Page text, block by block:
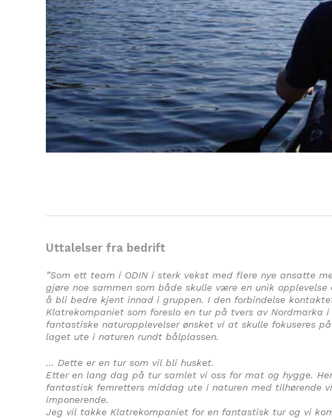
Uttalelser fra bedrift
”Som ett team i ODIN i sterk vekst med flere nye ansatte
gjøre noe sammen som både skulle være en unik
å bli bedre kjent innad i gruppen. I den forbindelse
Klatrekompaniet som foreslo en tur på tvers av Nordmarka
fantastiske naturopplevelser ønsket vi at skulle fokuseres
laget ute i naturen rundt bålplassen.
… Dette er en tur som vil bli husket.
Etter en lang dag på tur samlet vi oss for mat og hygge.
fantastisk femretters middag ute i naturen med tilhørende
imponerende.
Jeg vil takke Klatrekompaniet for en fantastisk tur og vi